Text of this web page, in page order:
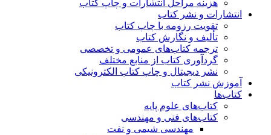
هزینه مراحل انتشارات و چاپ کتاب
انتشارات و نشر کتاب
تقویت رزومه با چاپ کتاب
تألیف و نگارش کتاب
ترجمه کتاب‌های عمومی و تخصصی
گردآوری کتاب از منابع مختلف
نشر دیجیتال و چاپ کتاب الکترونیکی
آموزش نشر کتاب
کتاب‌ها
کتاب‌های علوم پایه
کتاب‌های فنی و مهندسی
مهندسی شیمی و نفت